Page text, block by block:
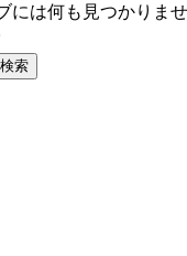
には何も見つかりま